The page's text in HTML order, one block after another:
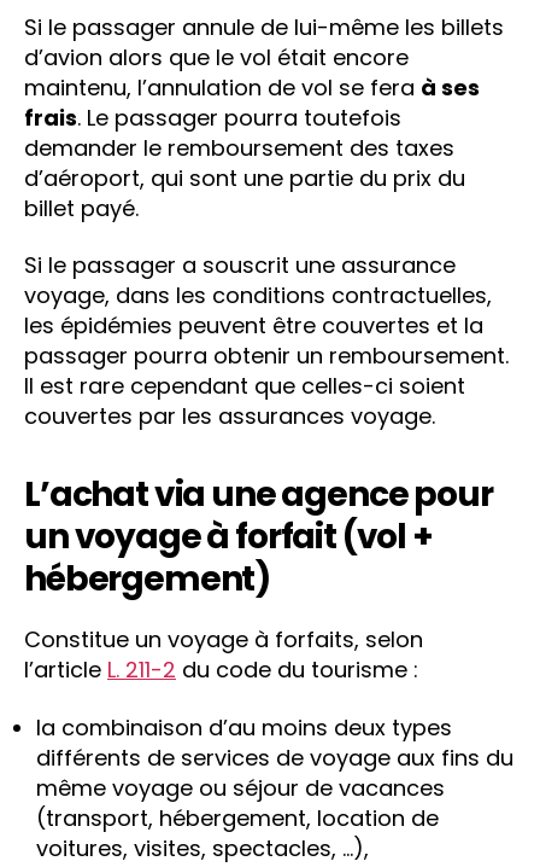
Si le passager annule de lui-même les billets
d’avion alors que le vol était encore
maintenu, l’annulation de vol se fera à ses
frais. Le passager pourra toutefois
demander le remboursement des taxes
d’aéroport, qui sont une partie du prix du
billet payé.
Si le passager a souscrit une assurance
voyage, dans les conditions contractuelles,
les épidémies peuvent être couvertes et la
passager pourra obtenir un remboursement.
Il est rare cependant que celles-ci soient
couvertes par les assurances voyage.
L’achat via une agence pour
un voyage à forfait (vol +
hébergement)
Constitue un voyage à forfaits, selon
l’article L. 211-2 du code du tourisme :
la combinaison d’au moins deux types
différents de services de voyage aux fins du
même voyage ou séjour de vacances
(transport, hébergement, location de
voitures, visites, spectacles, …),